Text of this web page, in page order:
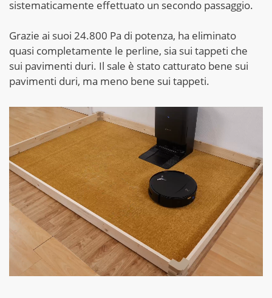
sistematicamente effettuato un secondo passaggio.
Grazie ai suoi 24.800 Pa di potenza, ha eliminato
quasi completamente le perline, sia sui tappeti che
sui pavimenti duri. Il sale è stato catturato bene sui
pavimenti duri, ma meno bene sui tappeti.